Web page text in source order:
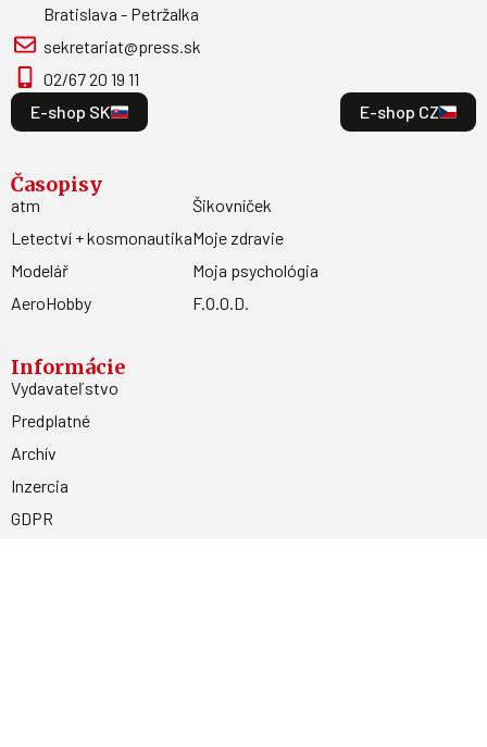
Bratislava - Petržalka
sekretariat@press.sk
02/67 20 19 11
E-shop SK
E-shop CZ
Časopisy
atm
Letectví + kosmonautika
Modelář
AeroHobby
Šikovníček
Moje zdravie
Moja psychológia
F.O.O.D.
Informácie
Vydavateľstvo
Predplatné
Archív
Inzercia
GDPR